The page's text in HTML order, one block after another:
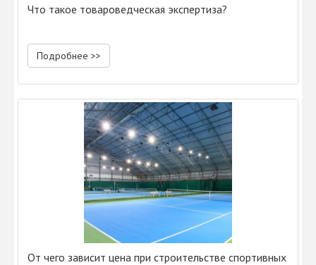
Что такое товароведческая экспертиза?
Подробнее >>
От чего зависит цена при строительстве спортивных